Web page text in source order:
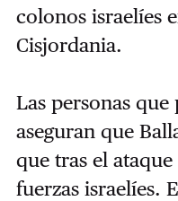
colonos israelíes
Cisjordania.
Las personas
aseguran que
que tras el
fuerzas israelíes.